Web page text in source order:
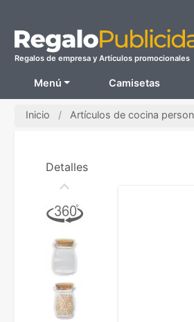
Regalos de empresa y Artículos promocionales
Menú Camisetas
Inicio Artículos de cocina
Detalles